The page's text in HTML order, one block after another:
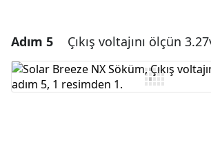
Yorum Ekle
Yorum Ekle
Adım 5 Çıkış voltajını ölçün